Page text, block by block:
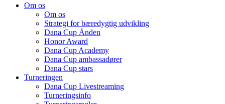
Om os
Om os
Strategi for bæredygtig udvikling
Dana Cup Ånden
Honor Award
Dana Cup Academy
Dana Cup ambassadører
Dana Cup stars
Turneringen
Dana Cup Livestreaming
Turneringsinfo